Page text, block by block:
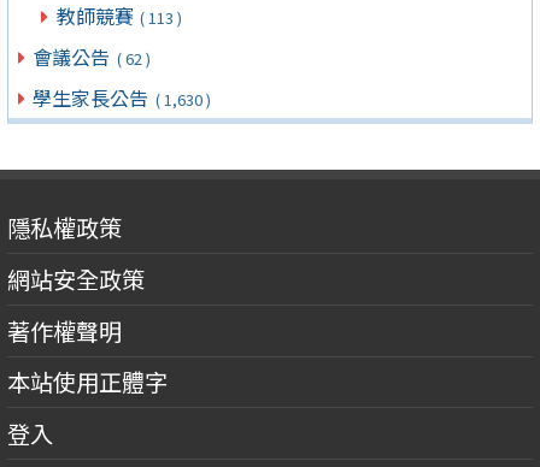
教師競賽 ( 113 )
會議公告 ( 62 )
學生家長公告 ( 1,630 )
隱私權政策
網站安全政策
著作權聲明
本站使用正體字
登入